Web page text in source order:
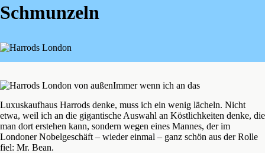
Schmunzeln
Immer wenn ich an das
Luxuskaufhaus Harrods denke, muss ich ein wenig lächeln. Nicht
etwa, weil ich an die gigantische Auswahl an Köstlichkeiten denke, die
man dort erstehen kann, sondern wegen eines Mannes, der im
Londoner Nobelgeschäft – wieder einmal – ganz schön aus der Rolle
fiel: Mr. Bean.